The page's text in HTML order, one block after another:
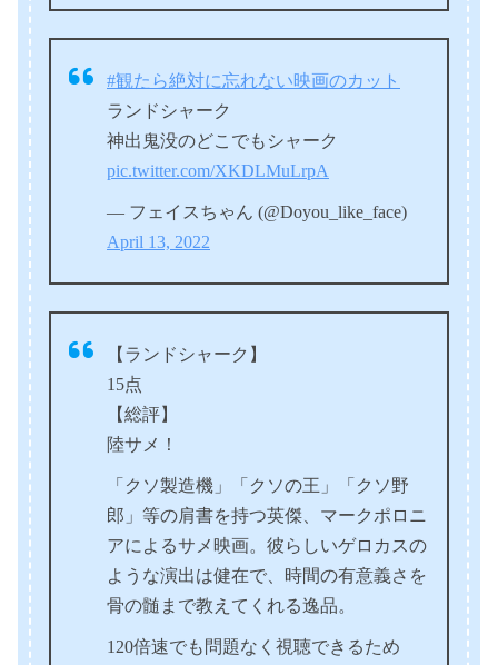
#観たら絶対に忘れない映画のカット
ランドシャーク
神出鬼没のどこでもシャーク
pic.twitter.com/XKDLMuLrpA
— フェイスちゃん (@Doyou_like_face)
April 13, 2022
【ランドシャーク】
15点
【総評】
陸サメ！
「クソ製造機」「クソの王」「クソ野
郎」等の肩書を持つ英傑、マークポロニ
アによるサメ映画。彼らしいゲロカスの
ような演出は健在で、時間の有意義さを
骨の髄まで教えてくれる逸品。
120倍速でも問題なく視聴できるため